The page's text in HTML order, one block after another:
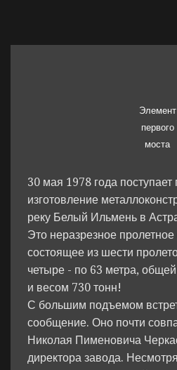
Элемент
первого
моста
30 мая 1978 года поступает
изготовление
реку Белый Ильмень в
Это неразрезное пролетное
состоящее из шести
четыре - по 63 метра,
и весом 730 тонн!
С большим подъемом
сообщение. Оно почти
Николая Пименовича
директора завода.